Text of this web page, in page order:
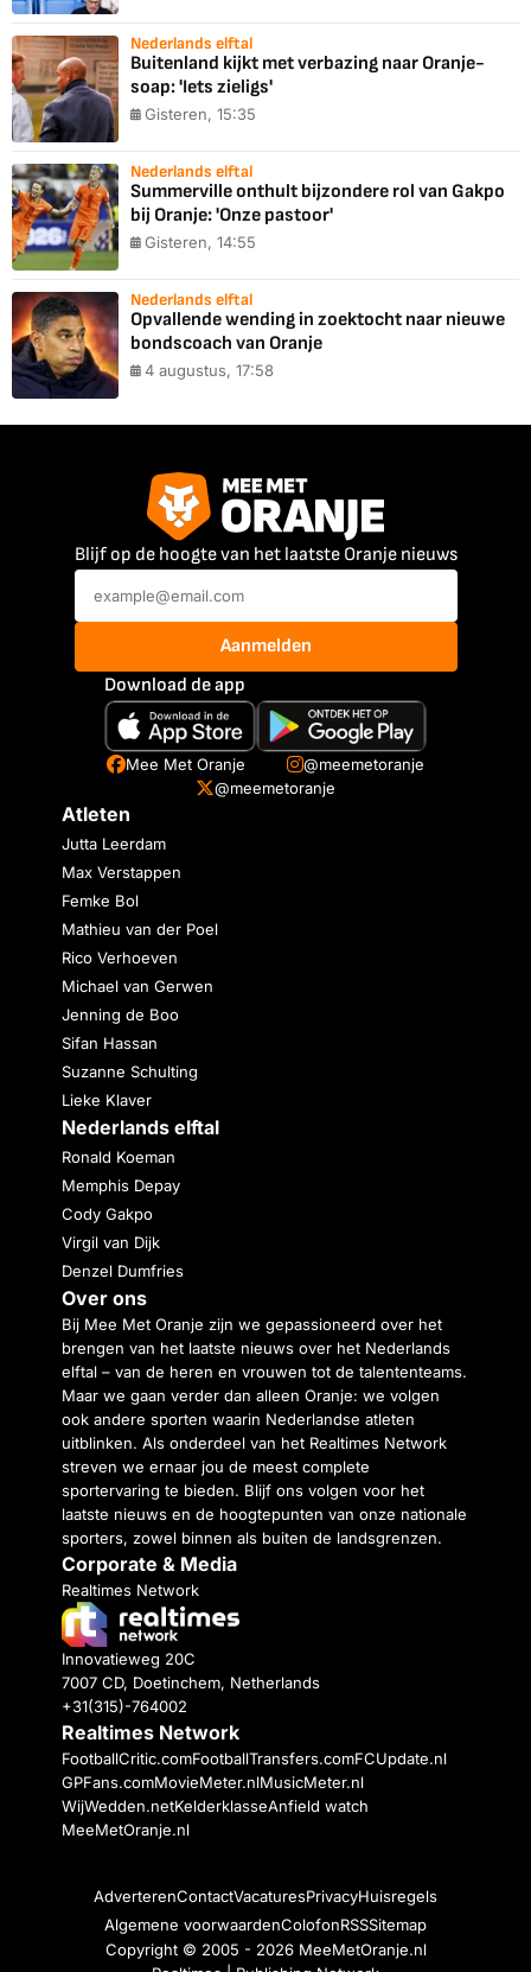
Nederlands elftal
Buitenland kijkt met verbazing naar Oranje-
soap: 'Iets zieligs'
Gisteren, 15:35
Nederlands elftal
Summerville onthult bijzondere rol van Gakpo
bij Oranje: 'Onze pastoor'
Gisteren, 14:55
Nederlands elftal
Opvallende wending in zoektocht naar nieuwe
bondscoach van Oranje
4 augustus, 17:58
Blijf op de hoogte van het laatste Oranje nieuws
Aanmelden
Download de app
Mee Met Oranje
@meemetoranje
@meemetoranje
Atleten
Jutta Leerdam
Max Verstappen
Femke Bol
Mathieu van der Poel
Rico Verhoeven
Michael van Gerwen
Jenning de Boo
Sifan Hassan
Suzanne Schulting
Lieke Klaver
Nederlands elftal
Ronald Koeman
Memphis Depay
Cody Gakpo
Virgil van Dijk
Denzel Dumfries
Over ons
Bij Mee Met Oranje zijn we gepassioneerd over het
brengen van het laatste nieuws over het Nederlands
elftal – van de heren en vrouwen tot de talententeams.
Maar we gaan verder dan alleen Oranje: we volgen
ook andere sporten waarin Nederlandse atleten
uitblinken. Als onderdeel van het Realtimes Network
streven we ernaar jou de meest complete
sportervaring te bieden. Blijf ons volgen voor het
laatste nieuws en de hoogtepunten van onze nationale
sporters, zowel binnen als buiten de landsgrenzen.
Corporate & Media
Realtimes Network
Innovatieweg 20C
7007 CD, Doetinchem, Netherlands
+31(315)-764002
Realtimes Network
FootballCritic.comFootballTransfers.comFCUpdate.nl
GPFans.comMovieMeter.nlMusicMeter.nl
WijWedden.netKelderklasseAnfield watch
MeeMetOranje.nl
AdverterenContactVacaturesPrivacyHuisregels
Algemene voorwaardenColofonRSSSitemap
Copyright © 2005 - 2026 MeeMetOranje.nl